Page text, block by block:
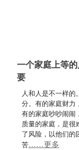
一个家庭上等
要
人和人是不一样的
分。有的家庭财力
有的家庭吵吵闹闹
质量的家庭，是很
了风险，以他们的
苦……更多